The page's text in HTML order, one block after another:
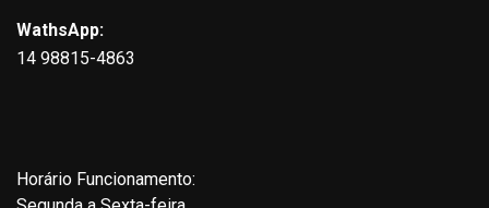
WathsApp:
14 98815-4863
Horário Funcionamento: